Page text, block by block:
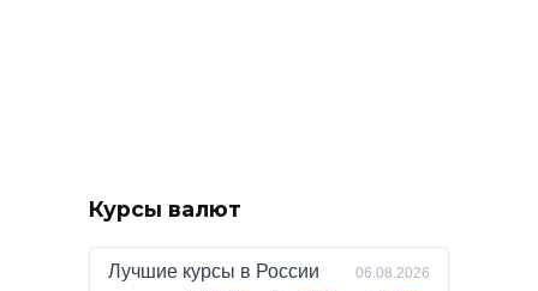
Курсы валют
Лучшие курсы в России 06.08.2026